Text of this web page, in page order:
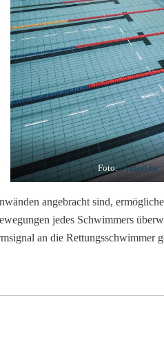
Foto:cordeel.be
angebracht sind,
jedes Schwimmers
an die Rettungsschwimmer